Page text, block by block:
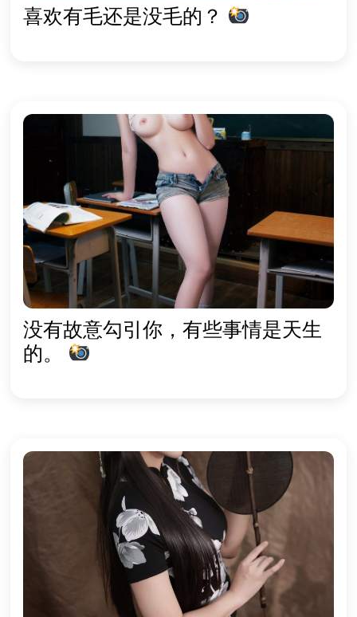
喜欢有毛还是没毛的？
没有故意勾引你，有些事情是天生
的。